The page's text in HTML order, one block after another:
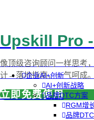
企业AI+创新
AI+创新战略
品牌DTC方案
RGM增
品牌
Upskill Pro
像顶级咨询顾问一样思考
计→落地指南，一气呵成。
立即免费使用